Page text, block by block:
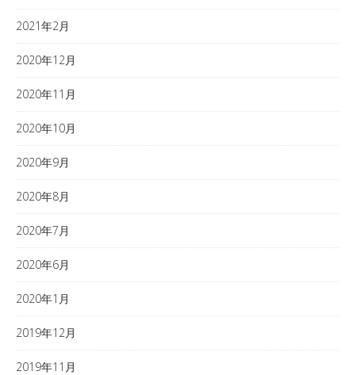
2021年2月
2020年12月
2020年11月
2020年10月
2020年9月
2020年8月
2020年7月
2020年6月
2020年1月
2019年12月
2019年11月